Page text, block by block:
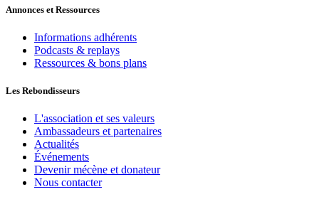
Annonces et Ressources
Informations adhérents
Podcasts & replays
Ressources & bons plans
Les Rebondisseurs
L'association et ses valeurs
Ambassadeurs et partenaires
Actualités
Événements
Devenir mécène et donateur
Nous contacter